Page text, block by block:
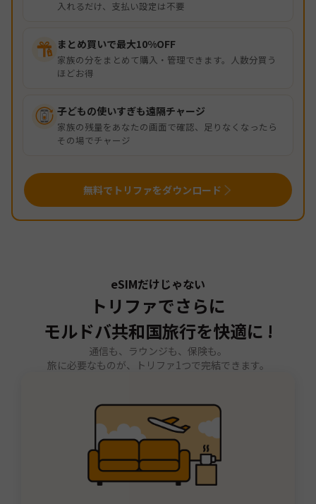
入れるだけ、支払い設定は不要
まとめ買いで最大10%OFF
家族の分をまとめて購入・管理できます。人数分買う
ほどお得
子どもの使いすぎも遠隔チャージ
家族の残量をあなたの画面で確認、足りなくなったら
その場でチャージ
無料でトリファをダウンロード
eSIMだけじゃない
トリファでさらに
モルドバ共和国旅行を快適に !
通信も、ラウンジも、保険も。
旅に必要なものが、トリファ1つで完結できます。